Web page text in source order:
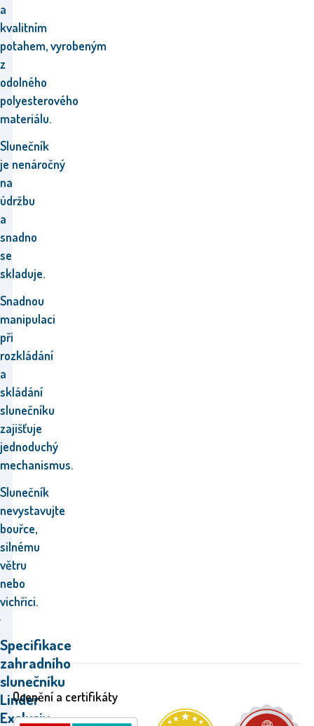
a
kvalitním
potahem,vyrobeným
z
odolného
polyesterového
materiálu.
Slunečník
je nenáročný
na
údržbu
a
snadno
se
skladuje.
Snadnou
manipulaci
při
rozkládání
a
skládání
slunečníku
zajišťuje
jednoduchý
mechanismus.
Slunečník
nevystavujte
bouřce,
silnému
větru
nebo
vichřici.
Specifikace
zahradního
slunečníku
Linder
Exclusiv
Ocenění a certifikáty